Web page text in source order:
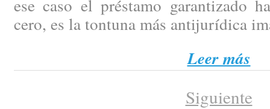
ese caso el préstamo garantizado
cero, es la tontuna más antijurídica
Leer más
Siguiente